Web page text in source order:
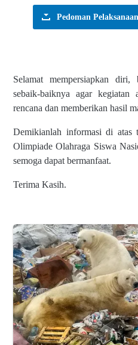
Pedoman
Selamat mempersiapkan
sebaik-baiknya agar kegiatan
rencana dan memberikan hasil
Demikianlah informasi di atas
Olimpiade Olahraga Siswa
semoga dapat bermanfaat.
Terima Kasih.